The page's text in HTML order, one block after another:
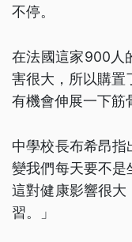
不停。
在法國這家900人
害很大，所以購置
有機會伸展一下筋
中學校長布希昂
變我們每天要不是
這對健康影響很大
習。」